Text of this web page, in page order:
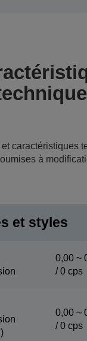
et caractéristiques
à
et styles
0,00 ~
/ 0 cps
0,00 ~
/ 0 cps